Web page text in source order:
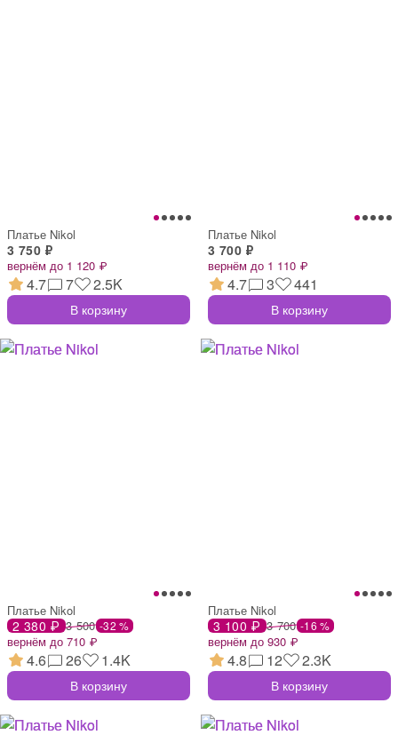
Платье Nikol
3 750 ₽
вернём до 1 120 ₽
4.7 7 2.5K
В корзину
Платье Nikol
3 700 ₽
вернём до 1 110 ₽
4.7 3 441
В корзину
Платье Nikol
2 380 ₽ 3 500 -32 %
вернём до 710 ₽
4.6 26 1.4K
В корзину
Платье Nikol
3 100 ₽ 3 700 -16 %
вернём до 930 ₽
4.8 12 2.3K
В корзину